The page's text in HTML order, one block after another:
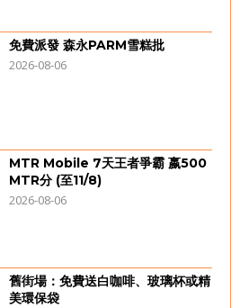
免費派發 森永PARM雪糕批
2026-08-06
MTR Mobile 7天王者爭霸 嬴500
MTR分 (至11/8)
2026-08-06
舊街場：免費送白咖啡、玻璃杯或精
美環保袋